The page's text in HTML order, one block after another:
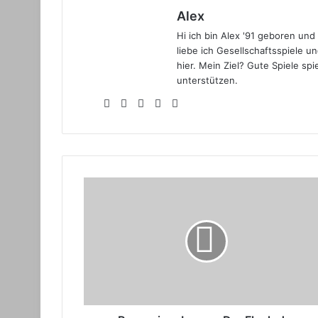
Alex
Hi ich bin Alex '91 geboren
liebe ich Gesellschaftsspiele
hier. Mein Ziel? Gute Spiele
unterstützen.
Webseite
Facebook
X YouTube